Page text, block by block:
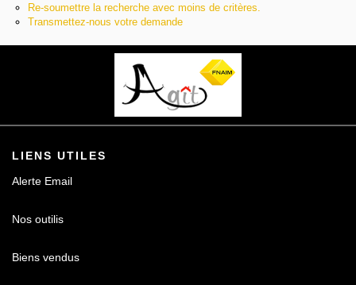
Contact
Re-soumettre la recherche avec moins de critères.
Transmettez-nous votre demande
LIENS UTILES
Alerte Email
Nos outilis
Biens vendus